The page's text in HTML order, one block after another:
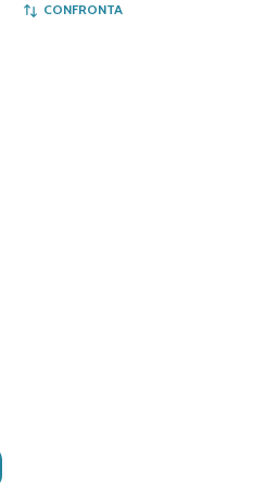
CONFRONTA